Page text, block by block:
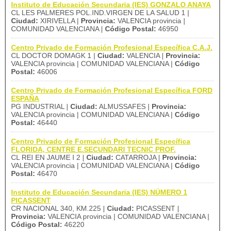
Instituto de Educación Secundaria (IES) GONZALO ANAYA
CL LES PALMERES POL.IND.VIRGEN DE LA SALUD 1 |
Ciudad: XIRIVELLA | Provincia: VALENCIA provincia |
COMUNIDAD VALENCIANA | Código Postal: 46950
Centro Privado de Formación Profesional Específica C.A.J.
CL DOCTOR DOMAGK 1 | Ciudad: VALENCIA | Provincia:
VALENCIA provincia | COMUNIDAD VALENCIANA | Código
Postal: 46006
Centro Privado de Formación Profesional Específica FORD
ESPAÑA
PG INDUSTRIAL | Ciudad: ALMUSSAFES | Provincia:
VALENCIA provincia | COMUNIDAD VALENCIANA | Código
Postal: 46440
Centro Privado de Formación Profesional Específica
FLORIDA, CENTRE E.SECUNDARI TECNIC PROF.
CL REI EN JAUME I 2 | Ciudad: CATARROJA | Provincia:
VALENCIA provincia | COMUNIDAD VALENCIANA | Código
Postal: 46470
Instituto de Educación Secundaria (IES) NÚMERO 1
PICASSENT
CR NACIONAL 340, KM.225 | Ciudad: PICASSENT |
Provincia: VALENCIA provincia | COMUNIDAD VALENCIANA |
Código Postal: 46220